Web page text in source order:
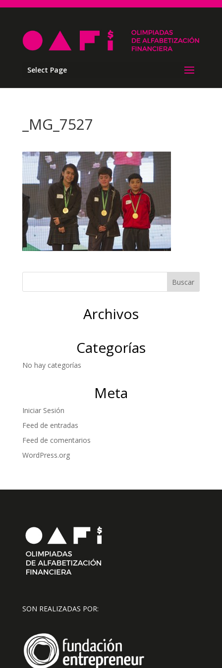
Select Page
_MG_7527
Archivos
Categorías
No hay categorías
Meta
Iniciar Sesión
Feed de entradas
Feed de comentarios
WordPress.org
SON REALIZADAS POR: